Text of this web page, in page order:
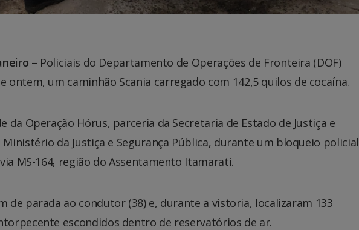
– Policiais do Departamento de Operações de Fronteira (DOF)
ontem, um caminhão Scania carregado com 142,5 quilos de cocaína.
da Operação Hórus, parceria da Secretaria de Estado de Justiça e
Ministério da Justiça e Segurança Pública, durante um bloqueio policial
MS-164, região do Assentamento Itamarati.
de parada ao condutor (38) e, durante a vistoria, localizaram 133
escondidos dentro de reservatórios de ar.